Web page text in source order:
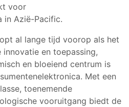
voor
in Azië-Pacific.
al lange tijd voorop als het
en toepassing,
en bloeiend centrum is
Met een
toenemende
vooruitgang biedt de